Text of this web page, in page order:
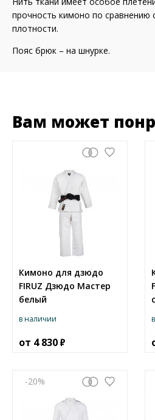
прочность кимоно по сравнению
плотности.
Пояс брюк – на шнурке.
Вам может
Кимоно для дзюдо
FIRUZ Дзюдо Мастер
белый
в наличии
от 4 830
-20